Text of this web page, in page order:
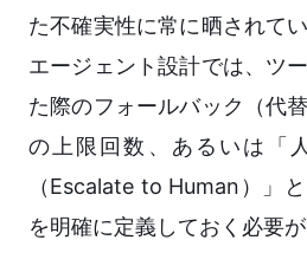
た不確実性に常に晒されて
エージェント設計では、ツ
た際のフォールバック（代
の上限回数、あるいは「
（Escalate to Human）」
を明確に定義しておく必要が